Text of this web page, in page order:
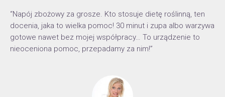
“Napój zbożowy za grosze. Kto stosuje dietę roślinną, ten
docenia, jaka to wielka pomoc! 30 minut i zupa albo warzywa
gotowe nawet bez mojej współpracy… To urządzenie to
nieoceniona pomoc, przepadamy za nim!”